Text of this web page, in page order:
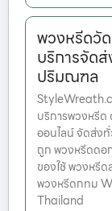
พวงหรีดวั
บริการจัด
ปริมณฑล
บริการพวงหรีด
ออนไลน์ จัดส่ง
ถูก พวงหรีดดอ
ของใช้ พวงหรี
พวงหรีดกทม
Thailand